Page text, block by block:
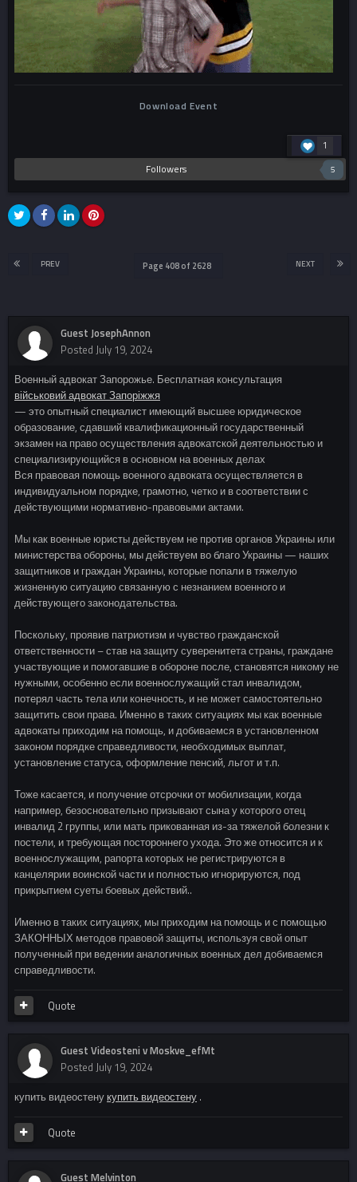
1
Download Event
Followers 5
PREV NEXT
Page 408 of 2628
Guest JosephAnnon
Posted July 19, 2024
Военный адвокат Запорожье. Бесплатная консультация
військовий адвокат Запоріжжя
— это опытный специалист имеющий высшее юридическое
образование, сдавший квалификационный государственный
экзамен на право осуществления адвокатской деятельностью и
специализирующийся в основном на военных делах
Вся правовая помощь военного адвоката осуществляется в
индивидуальном порядке, грамотно, четко и в соответствии с
действующими нормативно-правовыми актами.
Мы как военные юристы действуем не против органов Украины или
министерства обороны, мы действуем во благо Украины — наших
защитников и граждан Украины, которые попали в тяжелую
жизненную ситуацию связанную с незнанием военного и
действующего законодательства.
Поскольку, проявив патриотизм и чувство гражданской
ответственности – став на защиту суверенитета страны, граждане
участвующие и помогавшие в обороне после, становятся никому не
нужными, особенно если военнослужащий стал инвалидом,
потерял часть тела или конечность, и не может самостоятельно
защитить свои права. Именно в таких ситуациях мы как военные
адвокаты приходим на помощь, и добиваемся в установленном
законом порядке справедливости, необходимых выплат,
установление статуса, оформление пенсий, льгот и т.п.
Тоже касается, и получение отсрочки от мобилизации, когда
например, безосновательно призывают сына у которого отец
инвалид 2 группы, или мать прикованная из-за тяжелой болезни к
постели, и требующая постороннего ухода. Это же относится и к
военнослужащим, рапорта которых не регистрируются в
канцелярии воинской части и полностью игнорируются, под
прикрытием суеты боевых действий..
Именно в таких ситуациях, мы приходим на помощь и с помощью
ЗАКОННЫХ методов правовой защиты, используя свой опыт
полученный при ведении аналогичных военных дел добиваемся
справедливости.
Quote
Guest Videosteni v Moskve_efMt
Posted July 19, 2024
купить видеостену купить видеостену .
Quote
Guest Melvinton